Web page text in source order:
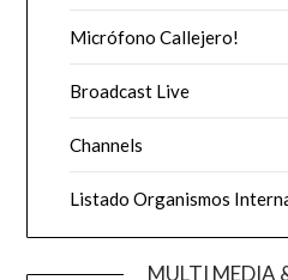
Micrófono Callejero!
Broadcast Live
Channels
Listado Organismos
MULTI MEDIA